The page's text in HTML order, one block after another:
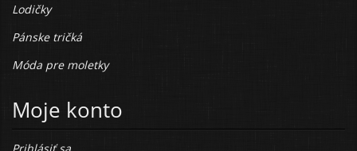
Lodičky
Pánske tričká
Móda pre moletky
Moje konto